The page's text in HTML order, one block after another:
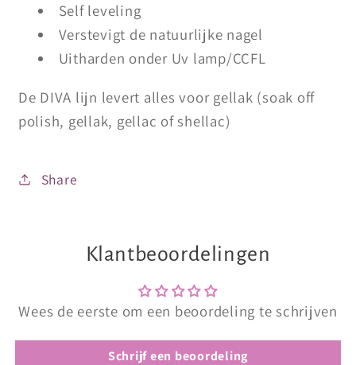
Self leveling
Verstevigt de natuurlijke nagel
Uitharden onder Uv lamp/CCFL
De DIVA lijn levert alles voor gellak (soak off
polish, gellak, gellac of shellac)
Share
Klantbeoordelingen
Wees de eerste om een beoordeling te schrijven
Schrijf een beoordeling